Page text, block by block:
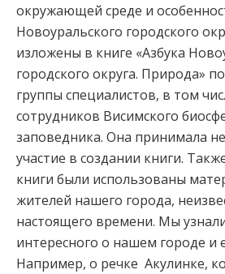
окружающей среде и
Новоуральского городского
изложены в книге «Азбука
городского округа. Природа»
группы специалистов, в том
сотрудников Висимского
заповедника. Она принимала
участие в создании книги.
книги были использованы
жителей нашего города,
настоящего времени. Мы
интересного о нашем городе и
Например, о речке Акулинке,